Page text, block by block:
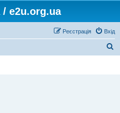
e2u.org.ua
Вхід
Реєстрація